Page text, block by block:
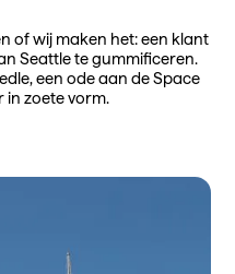
of wij maken het: een klant
Seattle te gummificeren.
een ode aan de Space
in zoete vorm.